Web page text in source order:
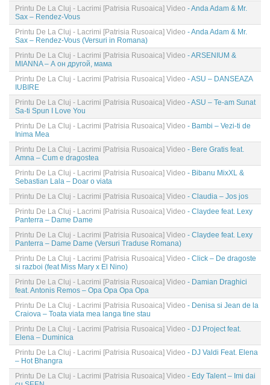
Printu De La Cluj - Lacrimi [Patrisia Rusoaica] Video - Anda Adam & Mr.
Sax – Rendez-Vous
Printu De La Cluj - Lacrimi [Patrisia Rusoaica] Video - Anda Adam & Mr.
Sax – Rendez-Vous (Versuri in Romana)
Printu De La Cluj - Lacrimi [Patrisia Rusoaica] Video - ARSENIUM &
MIANNA – А он другой, мама
Printu De La Cluj - Lacrimi [Patrisia Rusoaica] Video - ASU – DANSEAZA
IUBIRE
Printu De La Cluj - Lacrimi [Patrisia Rusoaica] Video - ASU – Te-am Sunat
Sa-ti Spun I Love You
Printu De La Cluj - Lacrimi [Patrisia Rusoaica] Video - Bambi – Vezi-ti de
Inima Mea
Printu De La Cluj - Lacrimi [Patrisia Rusoaica] Video - Bere Gratis feat.
Amna – Cum e dragostea
Printu De La Cluj - Lacrimi [Patrisia Rusoaica] Video - Bibanu MixXL &
Sebastian Lala – Doar o viata
Printu De La Cluj - Lacrimi [Patrisia Rusoaica] Video - Claudia – Jos jos
Printu De La Cluj - Lacrimi [Patrisia Rusoaica] Video - Claydee feat. Lexy
Panterra – Dame Dame
Printu De La Cluj - Lacrimi [Patrisia Rusoaica] Video - Claydee feat. Lexy
Panterra – Dame Dame (Versuri Traduse Romana)
Printu De La Cluj - Lacrimi [Patrisia Rusoaica] Video - Click – De dragoste
si razboi (feat Miss Mary x El Nino)
Printu De La Cluj - Lacrimi [Patrisia Rusoaica] Video - Damian Draghici
feat. Antonis Remos – Opa Opa Opa Opa
Printu De La Cluj - Lacrimi [Patrisia Rusoaica] Video - Denisa si Jean de la
Craiova – Toata viata mea langa tine stau
Printu De La Cluj - Lacrimi [Patrisia Rusoaica] Video - DJ Project feat.
Elena – Duminica
Printu De La Cluj - Lacrimi [Patrisia Rusoaica] Video - DJ Valdi Feat. Elena
– Hot Bhangra
Printu De La Cluj - Lacrimi [Patrisia Rusoaica] Video - Edy Talent – Imi dai